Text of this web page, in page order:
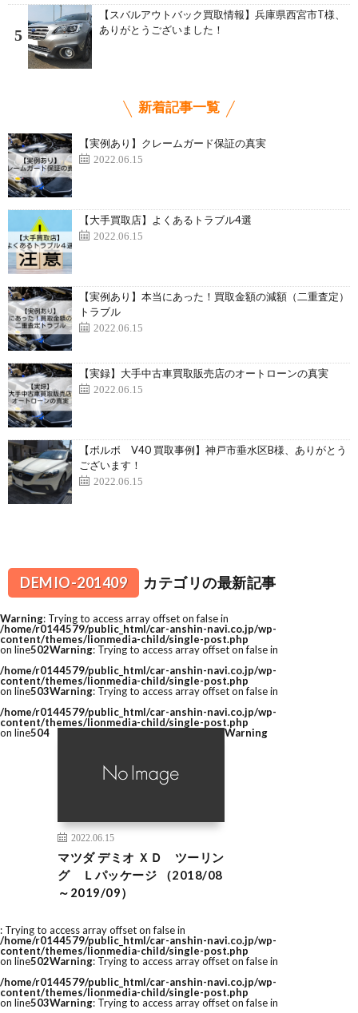
5
【スバルアウトバック買取情報】兵庫県西宮市T様、
ありがとうございました！
新着記事一覧
【実例あり】クレームガード保証の真実
2022.06.15
【大手買取店】よくあるトラブル4選
2022.06.15
【実例あり】本当にあった！買取金額の減額（二重査定）
トラブル
2022.06.15
【実録】大手中古車買取販売店のオートローンの真実
2022.06.15
【ボルボ V40 買取事例】神戸市垂水区B様、ありがとう
ございます！
2022.06.15
DEMIO-201409 カテゴリの最新記事
Warning: Trying to access array offset on false in
/home/r0144579/public_html/car-anshin-navi.co.jp/wp-
content/themes/lionmedia-child/single-post.php
on line502Warning: Trying to access array offset on false in
/home/r0144579/public_html/car-anshin-navi.co.jp/wp-
content/themes/lionmedia-child/single-post.php
on line503Warning: Trying to access array offset on false in
/home/r0144579/public_html/car-anshin-navi.co.jp/wp-
content/themes/lionmedia-child/single-post.php
on line504
2022.06.15
マツダ デミオ ＸＤ ツーリン
グ Ｌパッケージ （2018/08
～2019/09）
Warning
: Trying to access array offset on false in
/home/r0144579/public_html/car-anshin-navi.co.jp/wp-
content/themes/lionmedia-child/single-post.php
on line502Warning: Trying to access array offset on false in
/home/r0144579/public_html/car-anshin-navi.co.jp/wp-
content/themes/lionmedia-child/single-post.php
on line503Warning: Trying to access array offset on false in